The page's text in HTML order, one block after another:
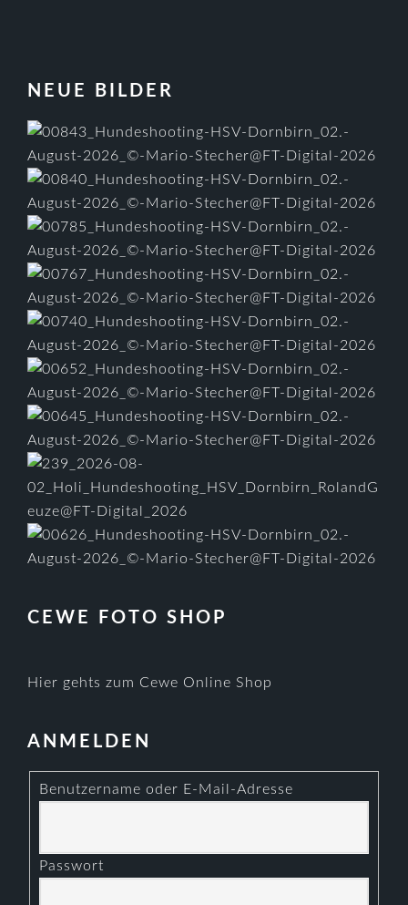
FOOTER
NEUE BILDER
CEWE FOTO SHOP
Hier gehts zum Cewe Online Shop
ANMELDEN
Benutzername oder E-Mail-Adresse
Passwort